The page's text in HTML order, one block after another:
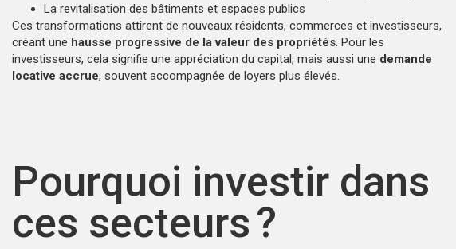
La revitalisation des bâtiments et espaces publics
Ces transformations attirent de nouveaux résidents, commerces et investisseurs,
créant une hausse progressive de la valeur des propriétés. Pour les
investisseurs, cela signifie une appréciation du capital, mais aussi une demande
locative accrue, souvent accompagnée de loyers plus élevés.
Pourquoi investir dans
ces secteurs ?